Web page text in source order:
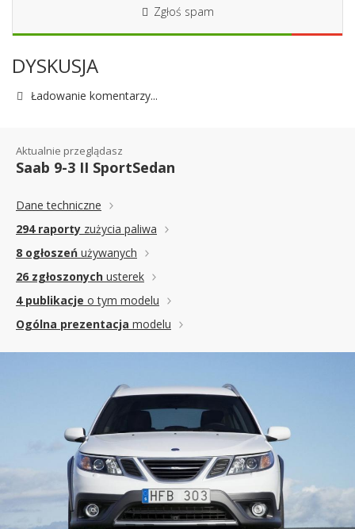
Zgłoś spam
DYSKUSJA
Ładowanie komentarzy...
Aktualnie przeglądasz
Saab 9-3 II SportSedan
Dane techniczne
294 raporty zużycia paliwa
8 ogłoszeń używanych
26 zgłoszonych usterek
4 publikacje o tym modelu
Ogólna prezentacja modelu